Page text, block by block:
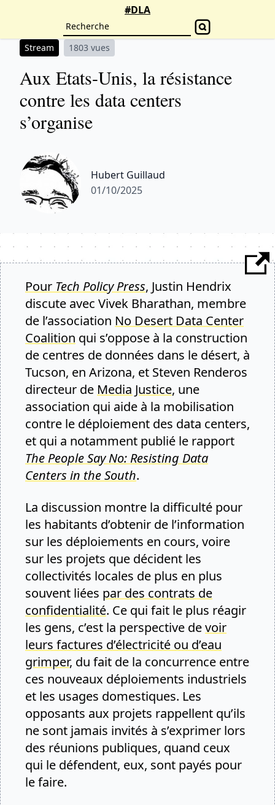
#DLA
Stream 1803 vues
Aux Etats-Unis, la résistance
contre les data centers
s’organise
Hubert Guillaud
01/10/2025
Pour Tech Policy Press, Justin Hendrix
discute avec Vivek Bharathan, membre
de l’association No Desert Data Center
Coalition qui s’oppose à la construction
de centres de données dans le désert, à
Tucson, en Arizona, et Steven Renderos
directeur de Media Justice, une
association qui aide à la mobilisation
contre le déploiement des data centers,
et qui a notamment publié le rapport
The People Say No: Resisting Data
Centers in the South.
La discussion montre la difficulté pour
les habitants d’obtenir de l’information
sur les déploiements en cours, voire
sur les projets que décident les
collectivités locales de plus en plus
souvent liées par des contrats de
confidentialité. Ce qui fait le plus réagir
les gens, c’est la perspective devoir
leurs factures d’électricité ou d’eau
grimper, du fait de la concurrence entre
ces nouveaux déploiements industriels
et les usages domestiques. Les
opposants aux projets rappellent qu’ils
ne sont jamais invités à s’exprimer lors
des réunions publiques, quand ceux
qui le défendent, eux, sont payés pour
le faire.